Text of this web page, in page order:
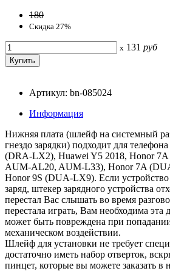
180
Скидка 27%
x 131 руб
Артикул: bn-085024
Информация
Нижняя плата (шлейф на системный
гнездо зарядки) подходит для
(DRA-LX2), Huawei Y5 2018, Honor
AUM-AL20, AUM-L33), Honor 7A
Honor 9S (DUA-LX9). Если устройство
заряд, штекер зарядного устройства
перестал Вас слышать во время
перестала играть, Вам необходима эта
может быть повреждена при
механическом воздействии.
Шлейф для установки не требует
достаточно иметь набор отверток,
пинцет, которые вы можете заказать в